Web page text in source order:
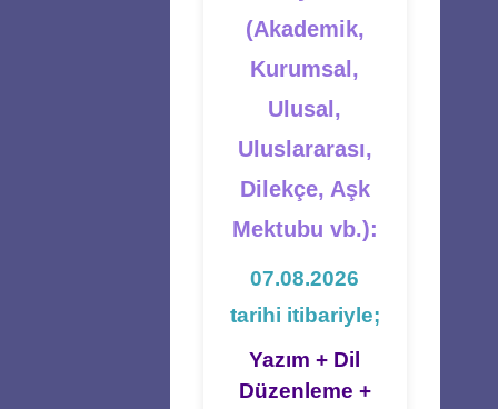
(Akademik,
Kurumsal,
Ulusal,
Uluslararası,
Dilekçe, Aşk
Mektubu vb.):
07.08.2026
tarihi itibariyle;
Yazım + Dil
Düzenleme +